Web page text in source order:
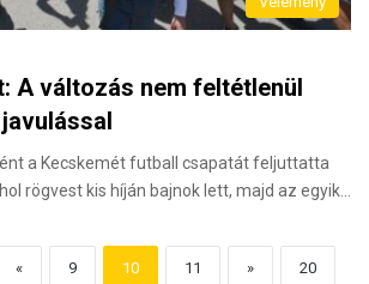
A változás nem feltétlenül
a Kecskemét futball csapatát feljuttatta
rögvest kis híján bajnok lett, majd az egyik…
« 9 10 11 » 20